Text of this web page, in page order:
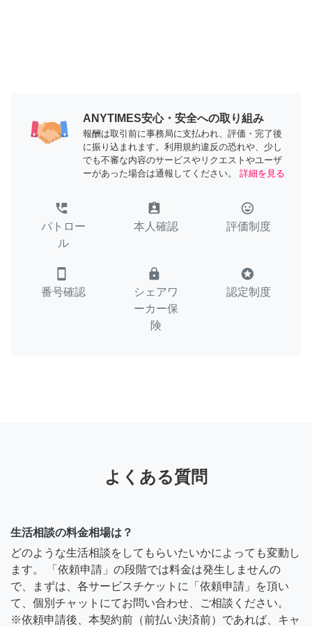
ANYTIMES安心・安全への取り組み
報酬は取引前に事務局に支払われ、評価・完了後
に振り込まれます。利用規約違反の恐れや、少し
でも不審な内容のサービスやリクエストやユーザ
ーがあった場合は通報してください。
詳細を見る
perm_phone_msg
パトロー
ル
assignment_ind
本人確認
tag_faces
評価制度
smartphone
番号確認
lock
シェアワ
ーカー保
険
stars
認定制度
よくある質問
生活相談の料金相場は？
どのような生活相談をしてもらいたいかによっても変動し
ます。 「依頼申請」の段階では料金は発生しませんの
で、まずは、各サービスチケットに「依頼申請」を頂い
て、個別チャットにてお問い合わせ、ご相談ください。
※依頼申請後、本契約前（前払い決済前）であれば、キャ